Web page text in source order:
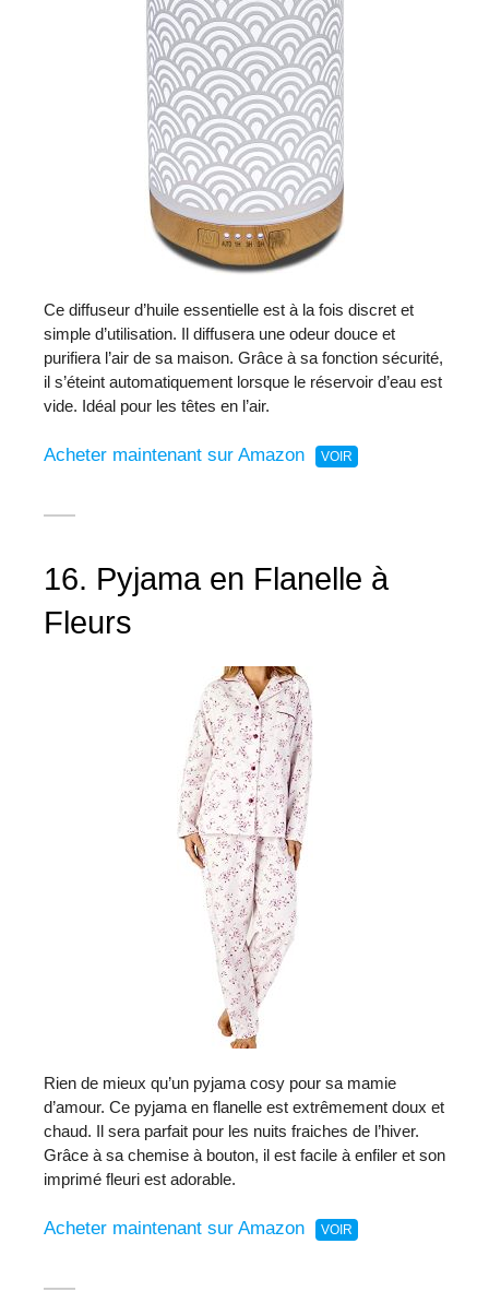
Ce diffuseur d’huile essentielle est à la fois discret et
simple d’utilisation. Il diffusera une odeur douce et
purifiera l’air de sa maison. Grâce à sa fonction sécurité,
il s’éteint automatiquement lorsque le réservoir d’eau est
vide. Idéal pour les têtes en l’air.
Acheter maintenant sur Amazon
16. Pyjama en Flanelle à
Fleurs
Rien de mieux qu’un pyjama cosy pour sa mamie
d’amour. Ce pyjama en flanelle est extrêmement doux et
chaud. Il sera parfait pour les nuits fraiches de l’hiver.
Grâce à sa chemise à bouton, il est facile à enfiler et son
imprimé fleuri est adorable.
Acheter maintenant sur Amazon